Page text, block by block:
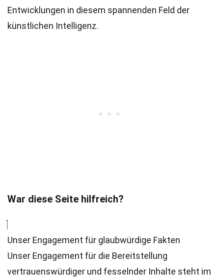
Entwicklungen in diesem spannenden Feld der
künstlichen Intelligenz.
War diese Seite hilfreich?
Unser Engagement für glaubwürdige Fakten
Unser Engagement für die Bereitstellung
vertrauenswürdiger und fesselnder Inhalte steht im